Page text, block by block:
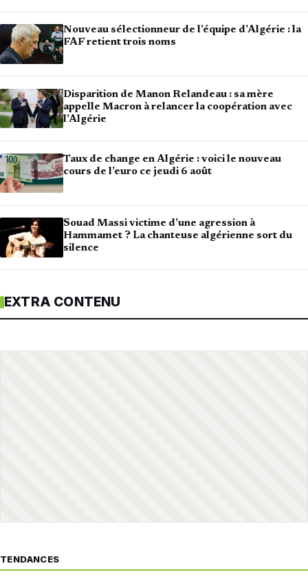
Nouveau sélectionneur de l’équipe d’Algérie : la
FAF retient trois noms
Disparition de Manon Relandeau : sa mère
appelle Macron à relancer la coopération avec
l’Algérie
Taux de change en Algérie : voici le nouveau
cours de l’euro ce jeudi 6 août
Souad Massi victime d’une agression à
Hammamet ? La chanteuse algérienne sort du
silence
EXTRA CONTENU
TENDANCES